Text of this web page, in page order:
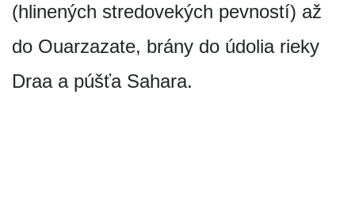
(hlinených stredovekých pevností) až
do Ouarzazate, brány do údolia rieky
Draa a púšťa Sahara.